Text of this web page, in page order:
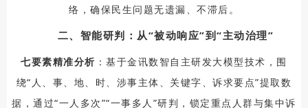
络，确保民生问题无遗漏、不滞后。
二、智能研判：从“被动响应”到“主动治理”
七要素精准分析 ：基于金讯数智自主研发大模型技术，围
绕“人、事、地、时、涉事主体、关键字、诉求要点”提取数
据，通过“一人多次”“一事多人”研判，锁定重点人群与集中诉